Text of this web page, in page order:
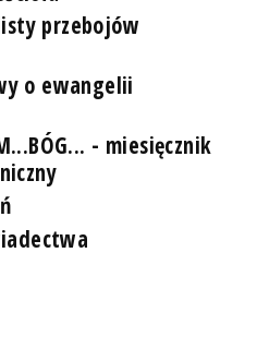
przebojów
o ewangelii
- miesięcznik